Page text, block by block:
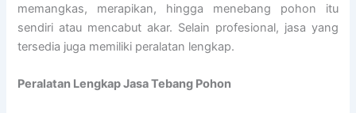
memangkas, merapikan, hingga menebang pohon itu
sendiri atau mencabut akar. Selain profesional, jasa yang
tersedia juga memiliki peralatan lengkap.
Peralatan Lengkap Jasa Tebang Pohon